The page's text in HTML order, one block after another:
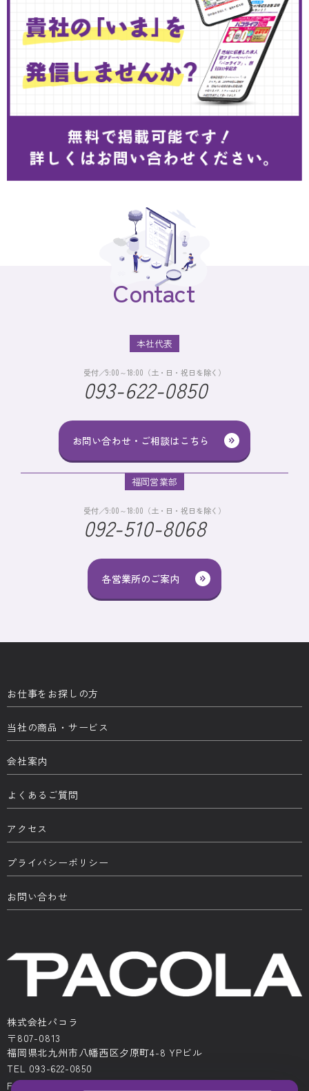
Contact
お問い合わせ・ご相談はこちら
本社代表
受付／9:00～18:00（土・日・祝日を除く）
093-622-0850
各営業所のご案内
福岡営業部
受付／9:00～18:00（土・日・祝日を除く）
092-510-8068
株式会社パコラ
〒807-0813
福岡県北九州市八幡西区夕原町4-8 YPビル
TEL 093-622-0850
FAX 093-622-0522
お仕事をお探しの方
当社の商品・サービス
会社案内
よくあるご質問
アクセス
プライバシーポリシー
お問い合わせ